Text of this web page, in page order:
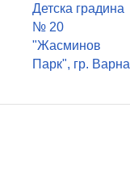
Детска градина
№ 20
"Жасминов
Парк", гр. Варна